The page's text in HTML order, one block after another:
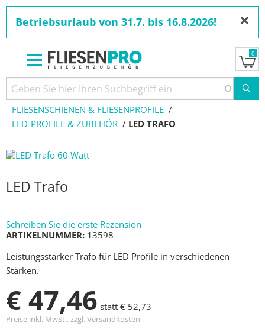
zum
Inhalt
Betriebsurlaub von 31.7. bis 16.8.2026! ×
0
Pfadnavigation
STARTSEITE
PRODUKTE
FLIESENSCHIENEN & FLIESENPROFILE
LED-PROFILE & ZUBEHÖR
AKTUELL:
LED TRAFO
LED Trafo
Schreiben Sie die erste Rezension
ARTIKELNUMMER 13598
Leistungsstarker Trafo für LED Profile in verschiedenen
Stärken.
€ 47,46 statt € 52,73
Preise inkl. MwSt., zzgl. Versandkosten